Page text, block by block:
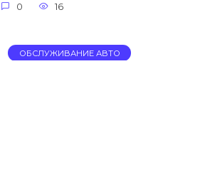
0 16
ОБСЛУЖИВАНИЕ АВТО